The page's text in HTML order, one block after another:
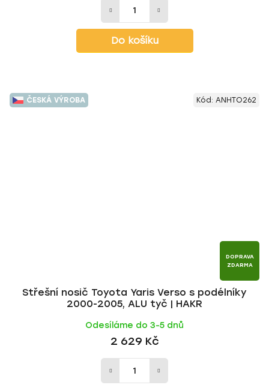
Do košíku
ČESKÁ VÝROBA
DOPRAVA
ZDARMA
Střešní nosič Toyota Yaris Verso s podélníky
2000-2005, ALU tyč | HAKR
Odesíláme do 3-5 dnů
2 629 Kč
Kód: ANHTO262